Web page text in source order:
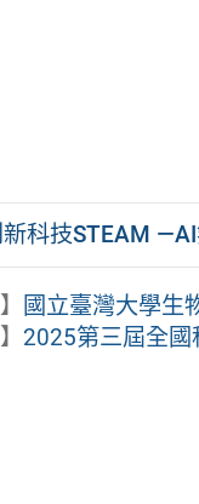
新科技STEAM
國立臺灣大學生
2025第三屆全